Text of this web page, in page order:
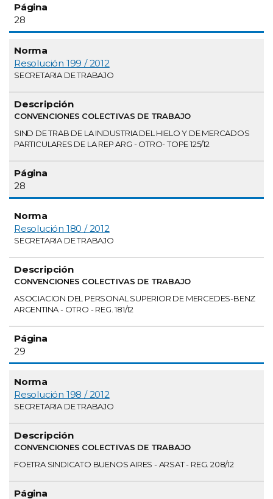
28
Resolución 199 / 2012
SECRETARIA DE TRABAJO
CONVENCIONES COLECTIVAS DE TRABAJO
SIND DE TRAB DE LA INDUSTRIA DEL HIELO Y DE MERCADOS
PARTICULARES DE LA REP ARG - OTRO- TOPE 125/12
28
Resolución 180 / 2012
SECRETARIA DE TRABAJO
CONVENCIONES COLECTIVAS DE TRABAJO
ASOCIACION DEL PERSONAL SUPERIOR DE MERCEDES-BENZ
ARGENTINA - OTRO - REG. 181/12
29
Resolución 198 / 2012
SECRETARIA DE TRABAJO
CONVENCIONES COLECTIVAS DE TRABAJO
FOETRA SINDICATO BUENOS AIRES - ARSAT - REG. 208/12